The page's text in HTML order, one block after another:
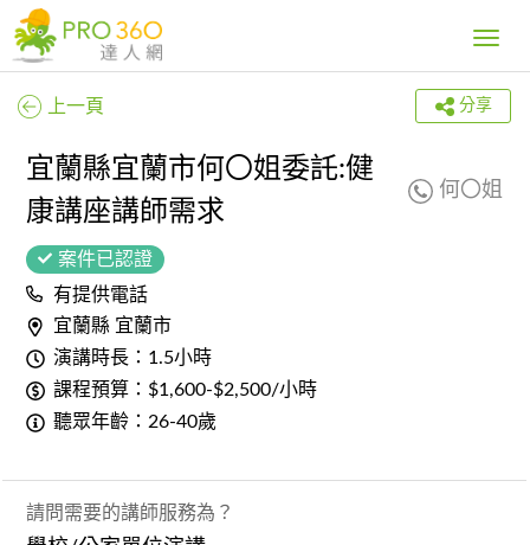
Toggle
上一頁 分享
宜蘭縣宜蘭市何〇姐委託:健
康講座講師需求
何〇姐
案件已認證
有提供電話
宜蘭縣 宜蘭市
演講時長：1.5小時
課程預算：$1,600-$2,500/小時
聽眾年齡：26-40歲
請問需要的講師服務為？